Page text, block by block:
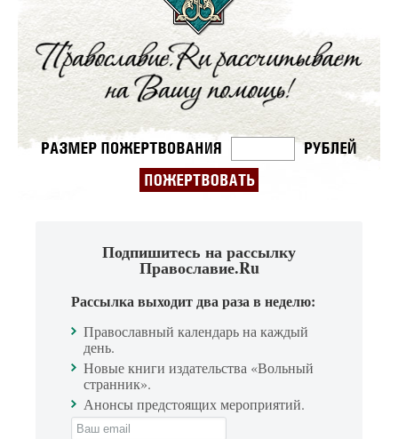
Подпишитесь на рассылку
Православие.Ru
Рассылка выходит два раза в неделю:
Православный календарь на каждый
день.
Новые книги издательства «Вольный
странник».
Анонсы предстоящих мероприятий.